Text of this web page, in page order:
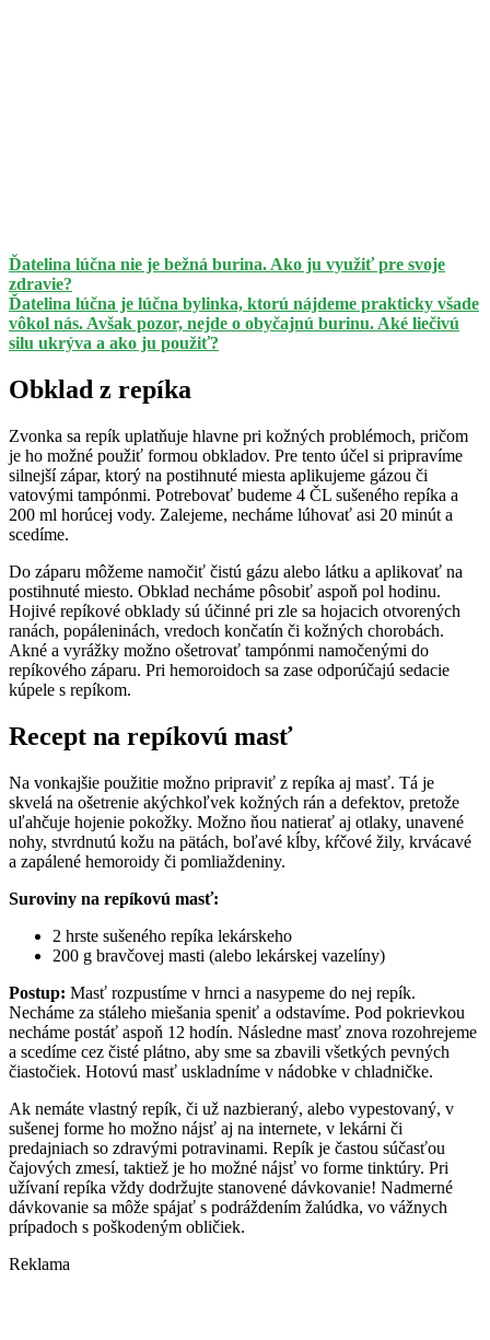
Ďatelina lúčna nie je bežná burina. Ako ju využiť pre svoje
zdravie?
Ďatelina lúčna je lúčna bylinka, ktorú nájdeme prakticky všade
vôkol nás. Avšak pozor, nejde o obyčajnú burinu. Aké liečivú
silu ukrýva a ako ju použiť?
Obklad z repíka
Zvonka sa repík uplatňuje hlavne pri kožných problémoch, pričom
je ho možné použiť formou obkladov. Pre tento účel si pripravíme
silnejší zápar, ktorý na postihnuté miesta aplikujeme gázou či
vatovými tampónmi. Potrebovať budeme 4 ČL sušeného repíka a
200 ml horúcej vody. Zalejeme, necháme lúhovať asi 20 minút a
scedíme.
Do záparu môžeme namočiť čistú gázu alebo látku a aplikovať na
postihnuté miesto. Obklad necháme pôsobiť aspoň pol hodinu.
Hojivé repíkové obklady sú účinné pri zle sa hojacich otvorených
ranách, popáleninách, vredoch končatín či kožných chorobách.
Akné a vyrážky možno ošetrovať tampónmi namočenými do
repíkového záparu. Pri hemoroidoch sa zase odporúčajú sedacie
kúpele s repíkom.
Recept na repíkovú masť
Na vonkajšie použitie možno pripraviť z repíka aj masť. Tá je
skvelá na ošetrenie akýchkoľvek kožných rán a defektov, pretože
uľahčuje hojenie pokožky. Možno ňou natierať aj otlaky, unavené
nohy, stvrdnutú kožu na pätách, boľavé kĺby, kŕčové žily, krvácavé
a zapálené hemoroidy či pomliaždeniny.
Suroviny na repíkovú masť:
2 hrste sušeného repíka lekárskeho
200 g bravčovej masti (alebo lekárskej vazelíny)
Postup: Masť rozpustíme v hrnci a nasypeme do nej repík.
Necháme za stáleho miešania speniť a odstavíme. Pod pokrievkou
necháme postáť aspoň 12 hodín. Následne masť znova rozohrejeme
a scedíme cez čisté plátno, aby sme sa zbavili všetkých pevných
čiastočiek. Hotovú masť uskladníme v nádobke v chladničke.
Ak nemáte vlastný repík, či už nazbieraný, alebo vypestovaný, v
sušenej forme ho možno nájsť aj na internete, v lekárni či
predajniach so zdravými potravinami. Repík je častou súčasťou
čajových zmesí, taktiež je ho možné nájsť vo forme tinktúry. Pri
užívaní repíka vždy dodržujte stanovené dávkovanie! Nadmerné
dávkovanie sa môže spájať s podráždením žalúdka, vo vážnych
prípadoch s poškodeným obličiek.
Reklama